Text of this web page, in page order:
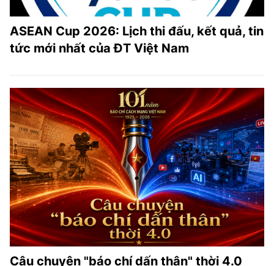
ASEAN Cup 2026: Lịch thi đấu, kết quả, tin
tức mới nhất của ĐT Việt Nam
Câu chuyện "báo chí dấn thân" thời 4.0